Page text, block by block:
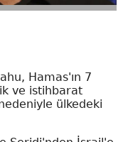
Hamas'ın 7
ve istihbarat
ülkedeki